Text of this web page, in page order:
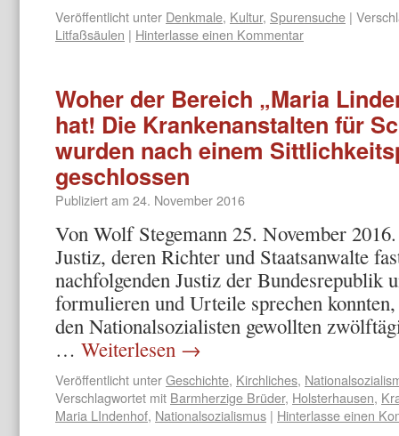
Veröffentlicht unter Denkmale, Kultur, Spurensuche |
Litfaßsäulen | Hinterlasse einen Kommentar
Woher der Bereich „Maria
hat! Die Krankenanstalten für
wurden nach einem
geschlossen
Publiziert am 24. November 2016
Von Wolf Stegemann 25. November
Justiz, deren Richter und Staatsanwalte
nachfolgenden Justiz der Bundesrepublik
formulieren und Urteile sprechen
den Nationalsozialisten gewollten
… Weiterlesen →
Veröffentlicht unterGeschichte, Kirchliches,
Verschlagwortet mit Barmherzige Brüder, Holsterhausen,
Maria LIndenhof, Nationalsozialismus | Hinterlasse einen